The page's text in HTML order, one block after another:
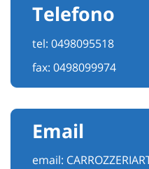
Telefono
tel: 0498095518
fax: 0498099974
Email
email: